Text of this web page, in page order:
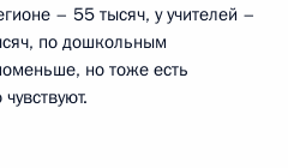
– 55 тысяч, у учителей –
по дошкольным
но тоже есть